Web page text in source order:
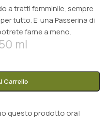
a tratti femminile, sempre
tutto. E’ una Passerina di
farne a meno.
ml
Carrello
questo prodotto ora!